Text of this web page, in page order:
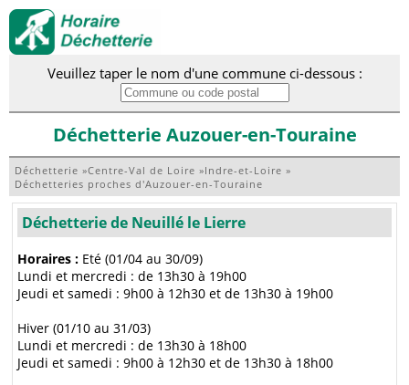
Veuillez taper le nom d'une commune ci-dessous :
Déchetterie Auzouer-en-Touraine
Déchetterie »Centre-Val de Loire »Indre-et-Loire »
Déchetteries proches d'Auzouer-en-Touraine
Déchetterie de Neuillé le Lierre
Horaires : Eté (01/04 au 30/09)
Lundi et mercredi : de 13h30 à 19h00
Jeudi et samedi : 9h00 à 12h30 et de 13h30 à 19h00
Hiver (01/10 au 31/03)
Lundi et mercredi : de 13h30 à 18h00
Jeudi et samedi : 9h00 à 12h30 et de 13h30 à 18h00